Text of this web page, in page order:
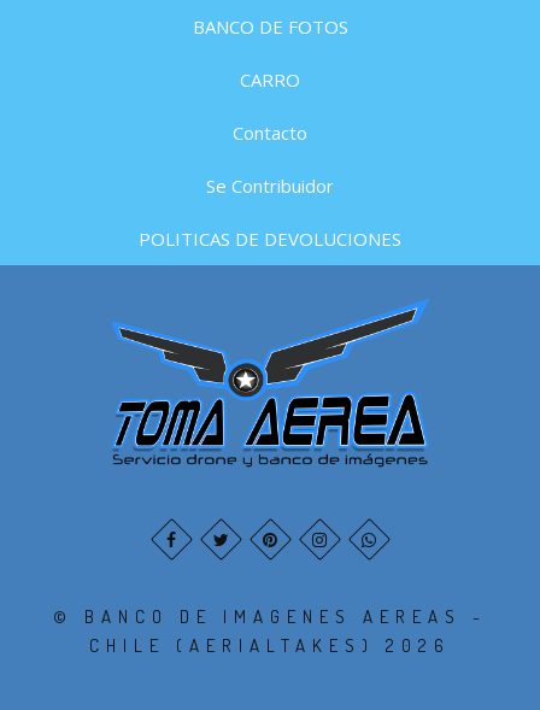
BANCO DE FOTOS
CARRO
Contacto
Se Contribuidor
POLITICAS DE DEVOLUCIONES
© BANCO DE IMAGENES AEREAS -
CHILE (AERIALTAKES) 2026